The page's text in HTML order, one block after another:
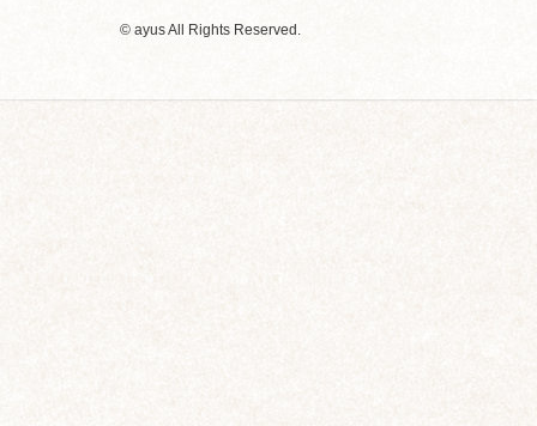
© ayus All Rights Reserved.